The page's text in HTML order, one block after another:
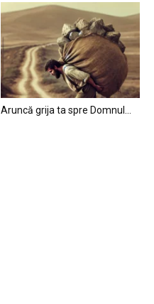
Aruncă grija ta spre Domnul…